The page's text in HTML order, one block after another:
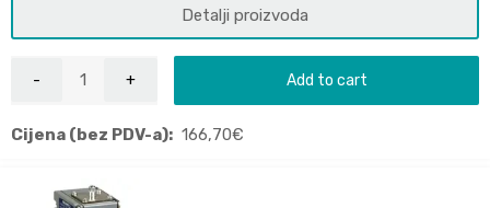
Detalji proizvoda
Add to cart
Cijena (bez PDV-a): 166,70€